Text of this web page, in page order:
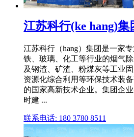
江苏科行(ke hang)集
江苏科行（hang）集团是一家
铁、玻璃、化工等行业的烟气
及钢渣、矿渣、粉煤灰等工业
资源化综合利用等环保技术装
的国家高新技术企业。集团企
时建 ...
联系电话: 180 3780 8511